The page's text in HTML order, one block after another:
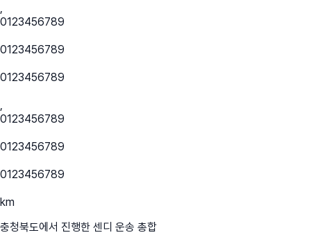
,
0123456789
0123456789
0123456789
,
0123456789
0123456789
0123456789
km
충청북도에서 진행한 센디 운송 총합